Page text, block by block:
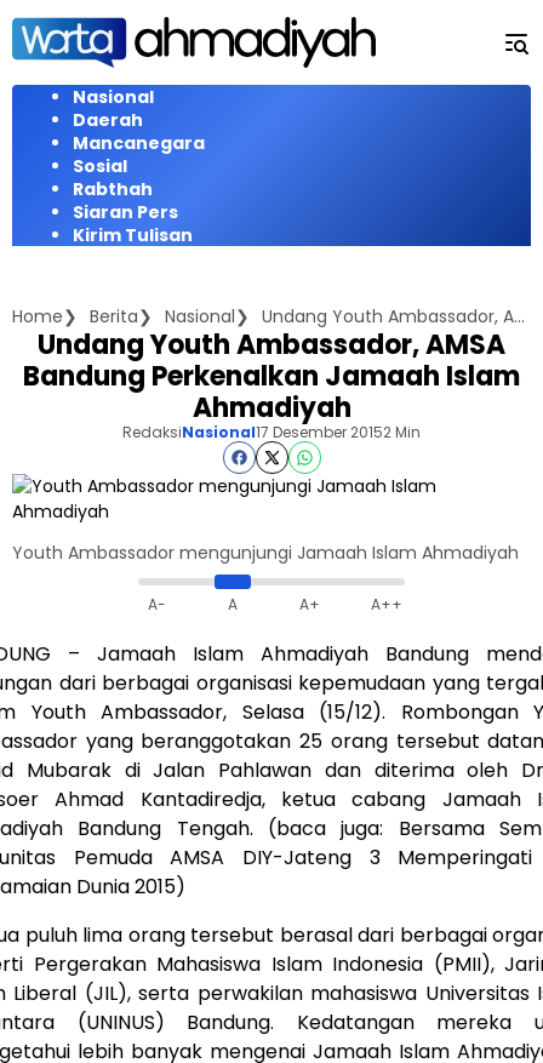
Langsung
konten
Nasional
Daerah
Mancanegara
Sosial
Rabthah
Siaran Pers
Kirim Tulisan
Home Berita Nasional Undang Youth Ambassador, AMSA Bandung Perkenalkan Jamaah Islam Ahmadiyah
Undang Youth Ambassador, AMSA
Bandung Perkenalkan Jamaah Islam
Ahmadiyah
RedaksiNasional17 Desember 20152 Min
Youth Ambassador mengunjungi Jamaah Islam Ahmadiyah
A- A A+ A++
– Jamaah Islam Ahmadiyah Bandung
dari berbagai organisasi kepemudaan yang
Youth Ambassador, Selasa (15/12). Rombongan
yang beranggotakan 25 orang tersebut
Mubarak di Jalan Pahlawan dan diterima oleh
Ahmad Kantadiredja, ketua cabang Jamaah
Bandung Tengah. (baca juga: Bersama
Pemuda AMSA DIY-Jateng 3 Memperingati
Dunia 2015)
puluh lima orang tersebut berasal dari berbagai
Pergerakan Mahasiswa Islam Indonesia (PMII),
Liberal (JIL), serta perwakilan mahasiswa Universitas
(UNINUS) Bandung. Kedatangan mereka
lebih banyak mengenai Jamaah Islam